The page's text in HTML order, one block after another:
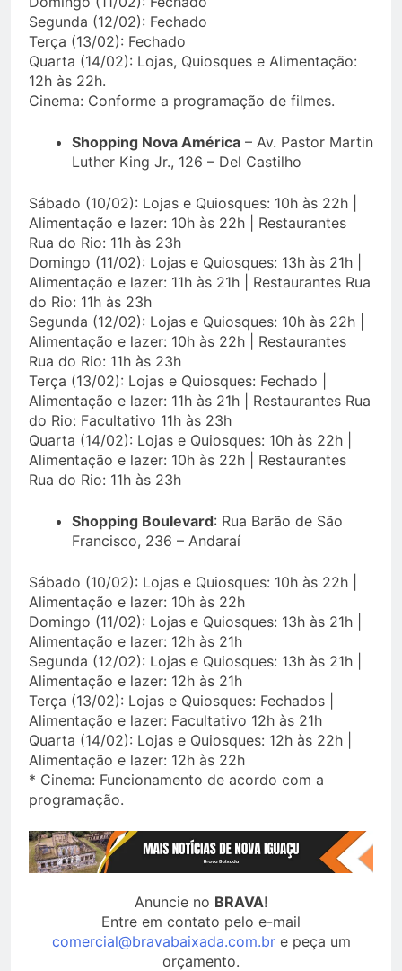
Segunda (12/02): Fechado
Terça (13/02): Fechado
Quarta (14/02): Lojas, Quiosques e Alimentação:
12h às 22h.
Cinema: Conforme a programação de filmes.
Shopping Nova América – Av. Pastor Martin
Luther King Jr., 126 – Del Castilho
Sábado (10/02): Lojas e Quiosques: 10h às 22h |
Alimentação e lazer: 10h às 22h | Restaurantes
Rua do Rio: 11h às 23h
Domingo (11/02): Lojas e Quiosques: 13h às 21h |
Alimentação e lazer: 11h às 21h | Restaurantes Rua
do Rio: 11h às 23h
Segunda (12/02): Lojas e Quiosques: 10h às 22h |
Alimentação e lazer: 10h às 22h | Restaurantes
Rua do Rio: 11h às 23h
Terça (13/02): Lojas e Quiosques: Fechado |
Alimentação e lazer: 11h às 21h | Restaurantes Rua
do Rio: Facultativo 11h às 23h
Quarta (14/02): Lojas e Quiosques: 10h às 22h |
Alimentação e lazer: 10h às 22h | Restaurantes
Rua do Rio: 11h às 23h
Shopping Boulevard: Rua Barão de São
Francisco, 236 – Andaraí
Sábado (10/02): Lojas e Quiosques: 10h às 22h |
Alimentação e lazer: 10h às 22h
Domingo (11/02): Lojas e Quiosques: 13h às 21h |
Alimentação e lazer: 12h às 21h
Segunda (12/02): Lojas e Quiosques: 13h às 21h |
Alimentação e lazer: 12h às 21h
Terça (13/02): Lojas e Quiosques: Fechados |
Alimentação e lazer: Facultativo 12h às 21h
Quarta (14/02): Lojas e Quiosques: 12h às 22h |
Alimentação e lazer: 12h às 22h
* Cinema: Funcionamento de acordo com a
programação.
Anuncie no BRAVA!
Entre em contato pelo e-mail
comercial@bravabaixada.com.bre peça um
orçamento.